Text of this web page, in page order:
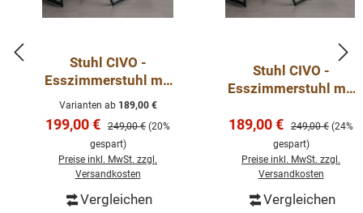
Stuhl CIVO -
Esszimmerstuhl mit
Armlehnen
Varianten ab189,00 €
Verkaufspreis:
199,00 € Regulärer Preis:
249,00 € (20%
gespart)
Preise inkl. MwSt. zzgl.
Versandkosten
Vergleichen
Stuhl CIVO -
Esszimmerstuhl mit
Verkaufspreis:
189,00 € Regulärer Preis:
249,00 € (24%
gespart)
Preise inkl. MwSt. zzgl.
Versandkosten
Vergleichen